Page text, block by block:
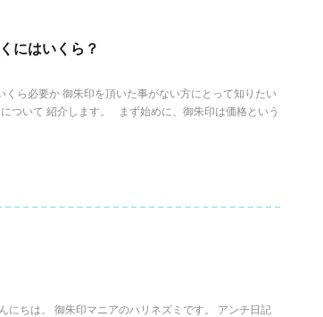
にはいくら？
くら必要か 御朱印を頂いた事がない方にとって知りたい
ついて 紹介します。 まず始めに、御朱印は価格という
にちは。 御朱印マニアのハリネズミです。 アンチ日記